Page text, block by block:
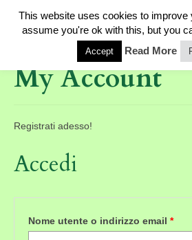
My Account
Registrati adesso!
Accedi
Nome utente o indirizzo email *
This website uses cookies to improve
assume you're ok with this, but you
Accept Read More